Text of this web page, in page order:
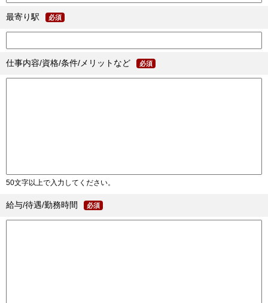
最寄り駅 必須
仕事内容/資格/条件/メリットなど 必須
50文字以上で入力してください。
給与/待遇/勤務時間 必須